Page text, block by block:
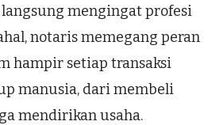
langsung mengingat profesi
notaris memegang peran
hampir setiap transaksi
manusia, dari membeli
mendirikan usaha.